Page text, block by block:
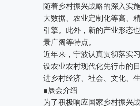
随着乡村振兴战略的深入实
大数据、农业定制化等高、
引擎。此外，新的产业形态
景广阔等特点。
近年来，宁波认真贯彻落实
设农业农村现代化先行市的
进乡村经济、社会、文化、生
■展会介绍
为了积极响应国家乡村振兴